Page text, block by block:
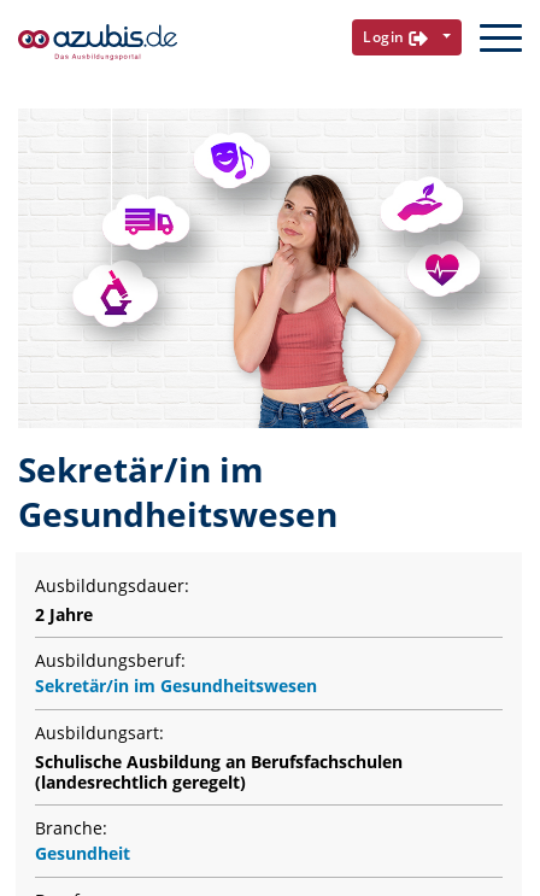
Login
Sekretär/in im
Gesundheitswesen
Ausbildungsdauer:
2 Jahre
Ausbildungsberuf:
Sekretär/in im Gesundheitswesen
Ausbildungsart:
Schulische Ausbildung an Berufsfachschulen
(landesrechtlich geregelt)
Branche:
Gesundheit